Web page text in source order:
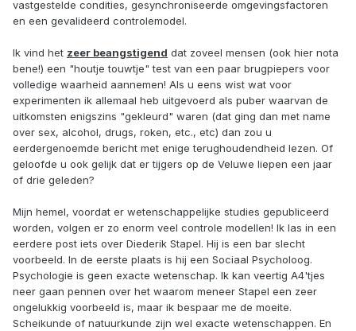
vastgestelde condities, gesynchroniseerde omgevingsfactoren
en een gevalideerd controlemodel.
Ik vind het zeer beangstigend dat zoveel mensen (ook hier nota
bene!) een "houtje touwtje" test van een paar brugpiepers voor
volledige waarheid aannemen! Als u eens wist wat voor
experimenten ik allemaal heb uitgevoerd als puber waarvan de
uitkomsten enigszins "gekleurd" waren (dat ging dan met name
over sex, alcohol, drugs, roken, etc., etc) dan zou u
eerdergenoemde bericht met enige terughoudendheid lezen. Of
geloofde u ook gelijk dat er tijgers op de Veluwe liepen een jaar
of drie geleden?
Mijn hemel, voordat er wetenschappelijke studies gepubliceerd
worden, volgen er zo enorm veel controle modellen! Ik las in een
eerdere post iets over Diederik Stapel. Hij is een bar slecht
voorbeeld. In de eerste plaats is hij een Sociaal Psycholoog.
Psychologie is geen exacte wetenschap. Ik kan veertig A4'tjes
neer gaan pennen over het waarom meneer Stapel een zeer
ongelukkig voorbeeld is, maar ik bespaar me de moeite.
Scheikunde of natuurkunde zijn wel exacte wetenschappen. En